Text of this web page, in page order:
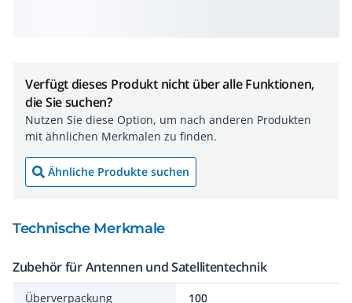
Verfügt dieses Produkt nicht über alle Funktionen,
die Sie suchen?
Nutzen Sie diese Option, um nach anderen Produkten
mit ähnlichen Merkmalen zu finden.
Ähnliche Produkte suchen
Technische Merkmale
Zubehör für Antennen und Satellitentechnik
Überverpackung
100